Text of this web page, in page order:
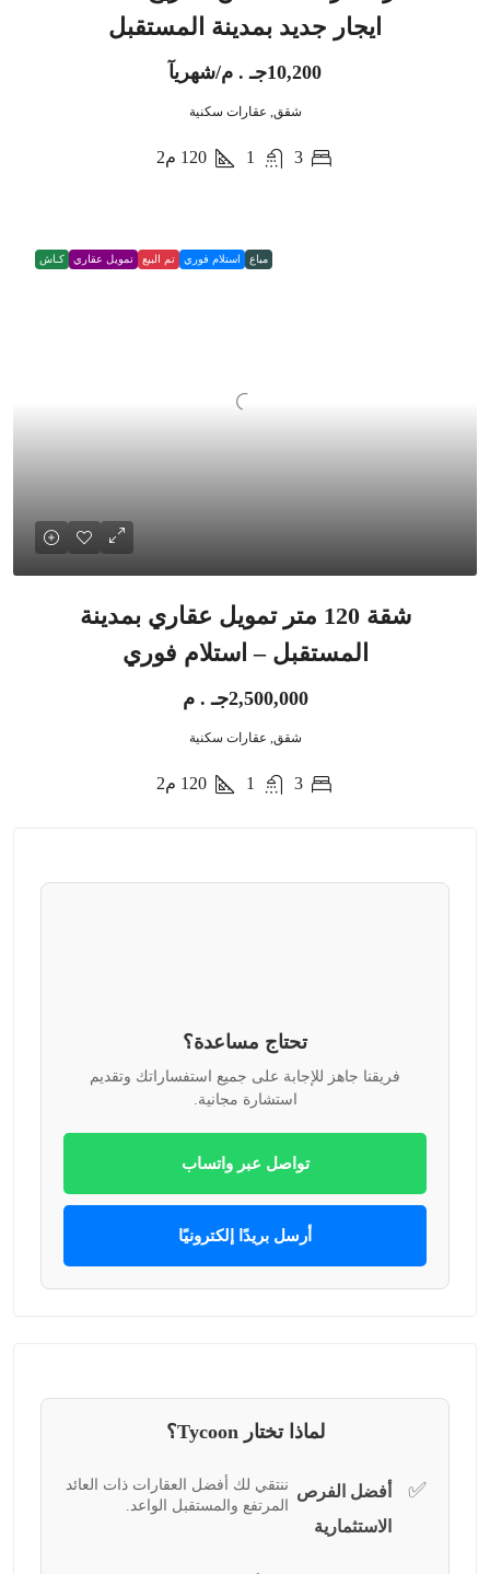
ايجار جديد بمدينة المستقبل
10,200جـ . م/شهريآ
شقق, عقارات سكنية
3
1
120 م2
مباع استلام فوري تم البيع تمويل عقاري كـاش
شقة 120 متر تمويل عقاري بمدينة
المستقبل – استلام فوري
2,500,000جـ . م
شقق, عقارات سكنية
3
1
120 م2
تحتاج مساعدة؟
فريقنا جاهز للإجابة على جميع استفساراتك وتقديم
استشارة مجانية.
تواصل عبر واتساب
أرسل بريدًا إلكترونيًا
لماذا تختار Tycoon؟
✅
أفضل الفرص
الاستثمارية
ننتقي لك أفضل العقارات ذات العائد
المرتفع والمستقبل الواعد.